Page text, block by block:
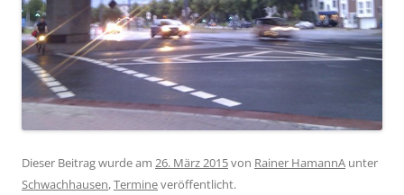
Dieser Beitrag wurde am 26. März 2015von Rainer HamannA unter
Schwachhausen,Termineveröffentlicht.